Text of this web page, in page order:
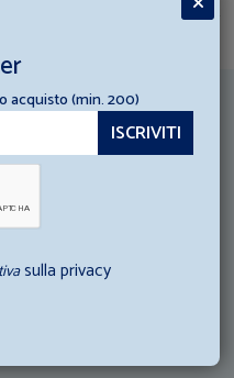
ricettiva
in campo: Consulta i loro
gli articoli di
acquisto (min. 200)
sulla privacy